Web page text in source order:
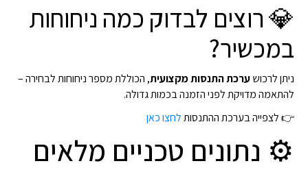
💎 רוצים לבדוק כמה ניחוחות
במכשיר?
ניתן לרכושערכת התנסות מקצועית, הכוללת מספר ניחוחות לבחירה –
להתאמה מדויקת לפני הזמנה בכמות גדולה.
👉 לצפייה בערכת ההתנסותלחצו כאן
⚙ נתונים טכניים מלאים